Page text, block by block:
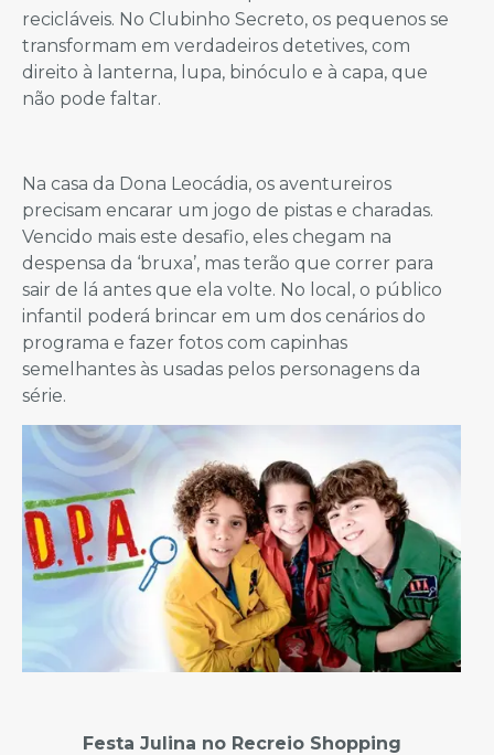
recicláveis. No Clubinho Secreto, os pequenos se
transformam em verdadeiros detetives, com
direito à lanterna, lupa, binóculo e à capa, que
não pode faltar.
Na casa da Dona Leocádia, os aventureiros
precisam encarar um jogo de pistas e charadas.
Vencido mais este desafio, eles chegam na
despensa da ‘bruxa’, mas terão que correr para
sair de lá antes que ela volte. No local, o público
infantil poderá brincar em um dos cenários do
programa e fazer fotos com capinhas
semelhantes às usadas pelos personagens da
série.
Festa Julina no Recreio Shopping